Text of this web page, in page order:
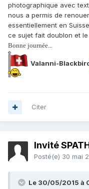
photographique avec
nous a permis de
essentiellement en
ce sujet fait doublon et
Bonne journée...
Valanni-
Citer
Invité
Posté(e) 30 mai
Le 30/05/2015 à